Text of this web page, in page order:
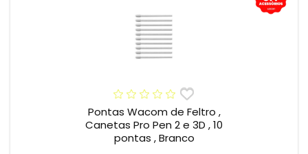
Pontas Wacom de Feltro ,
Canetas Pro Pen 2 e 3D , 10
pontas , Branco